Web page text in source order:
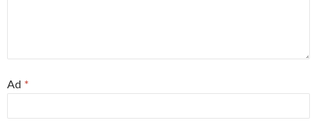
Ad *